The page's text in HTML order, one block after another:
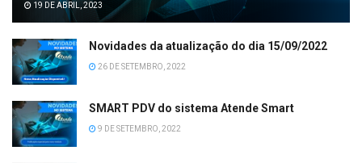
19 DE ABRIL, 2023
Novidades da atualização do dia 15/09/2022
26 DE SETEMBRO, 2022
SMART PDV do sistema Atende Smart
9 DE SETEMBRO, 2022